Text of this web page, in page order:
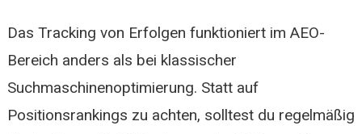
Das Tracking von Erfolgen funktioniert im AEO-
Bereich anders als bei klassischer
Suchmaschinenoptimierung. Statt auf
Positionsrankings zu achten, solltest du regelmäßig